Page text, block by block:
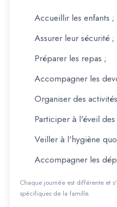
Accueillir les enfants ;
Assurer leur sécurité ;
Préparer les repas ;
Accompagner les
Organiser des
Participer à l'éveil
Veiller à l'hygiène
Accompagner les
Chaque journée est différente et
spécifiques de la famille.